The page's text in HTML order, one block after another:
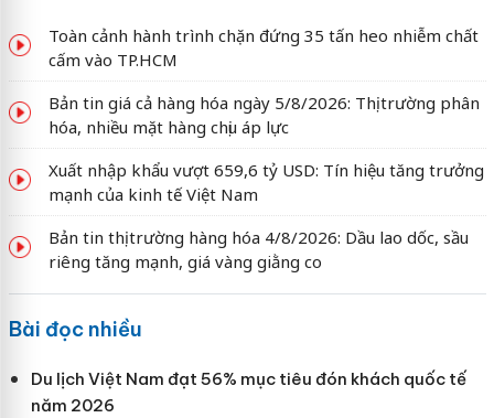
Toàn cảnh hành trình chặn đứng 35 tấn heo nhiễm chất
cấm vào TP.HCM
Bản tin giá cả hàng hóa ngày 5/8/2026: Thị trường phân
hóa, nhiều mặt hàng chịu áp lực
Xuất nhập khẩu vượt 659,6 tỷ USD: Tín hiệu tăng trưởng
mạnh của kinh tế Việt Nam
Bản tin thị trường hàng hóa 4/8/2026: Dầu lao dốc, sầu
riêng tăng mạnh, giá vàng giằng co
Bài đọc nhiều
Du lịch Việt Nam đạt 56% mục tiêu đón khách quốc tế
năm 2026